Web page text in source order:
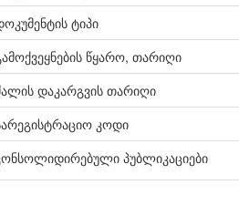
ტიპი
წყარო, თარიღი
დაკარგვის თარიღი
კოდი
პუბლიკაციები